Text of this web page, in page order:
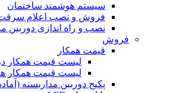
سیستم هوشمند ساختمان
فروش و نصب اعلام سرقت
نصب و راه اندازی دوربین
فروش
قیمت همکار
لیست قیمت همکار
لیست قیمت همکار
پکیج دوربین مداربسته